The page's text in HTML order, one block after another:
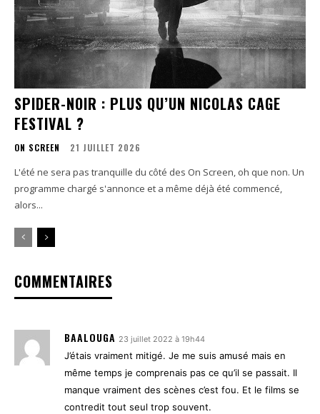
SPIDER-NOIR : PLUS QU’UN NICOLAS CAGE
FESTIVAL ?
ON SCREEN 21 JUILLET 2026
L'été ne sera pas tranquille du côté des On Screen, oh que non. Un
programme chargé s'annonce et a même déjà été commencé,
alors...
COMMENTAIRES
BAALOUGA 23 juillet 2022 à 19h44
J’étais vraiment mitigé. Je me suis amusé mais en
même temps je comprenais pas ce qu’il se passait. Il
manque vraiment des scènes c’est fou. Et le films se
contredit tout seul trop souvent.